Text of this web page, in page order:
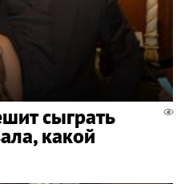
сыграть
какой